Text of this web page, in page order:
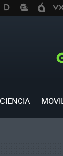
CIENCIA